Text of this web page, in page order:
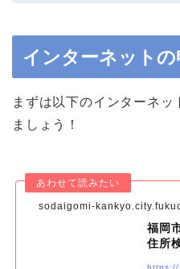
インターネット
まずは以下のインターネッ
ましょう！
sodaigomi-
福岡
住所